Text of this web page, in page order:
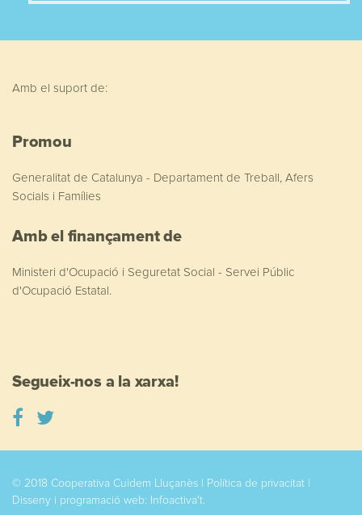
Amb el suport de:
Promou
Generalitat de Catalunya - Departament de Treball, Afers
Socials i Famílies
Amb el finançament de
Ministeri d'Ocupació i Seguretat Social - Servei Públic
d'Ocupació Estatal.
Segueix-nos a la xarxa!
© 2018 Cooperativa Cuidem Lluçanès | Política de privacitat |
Disseny i programació web: Infoactiva't.